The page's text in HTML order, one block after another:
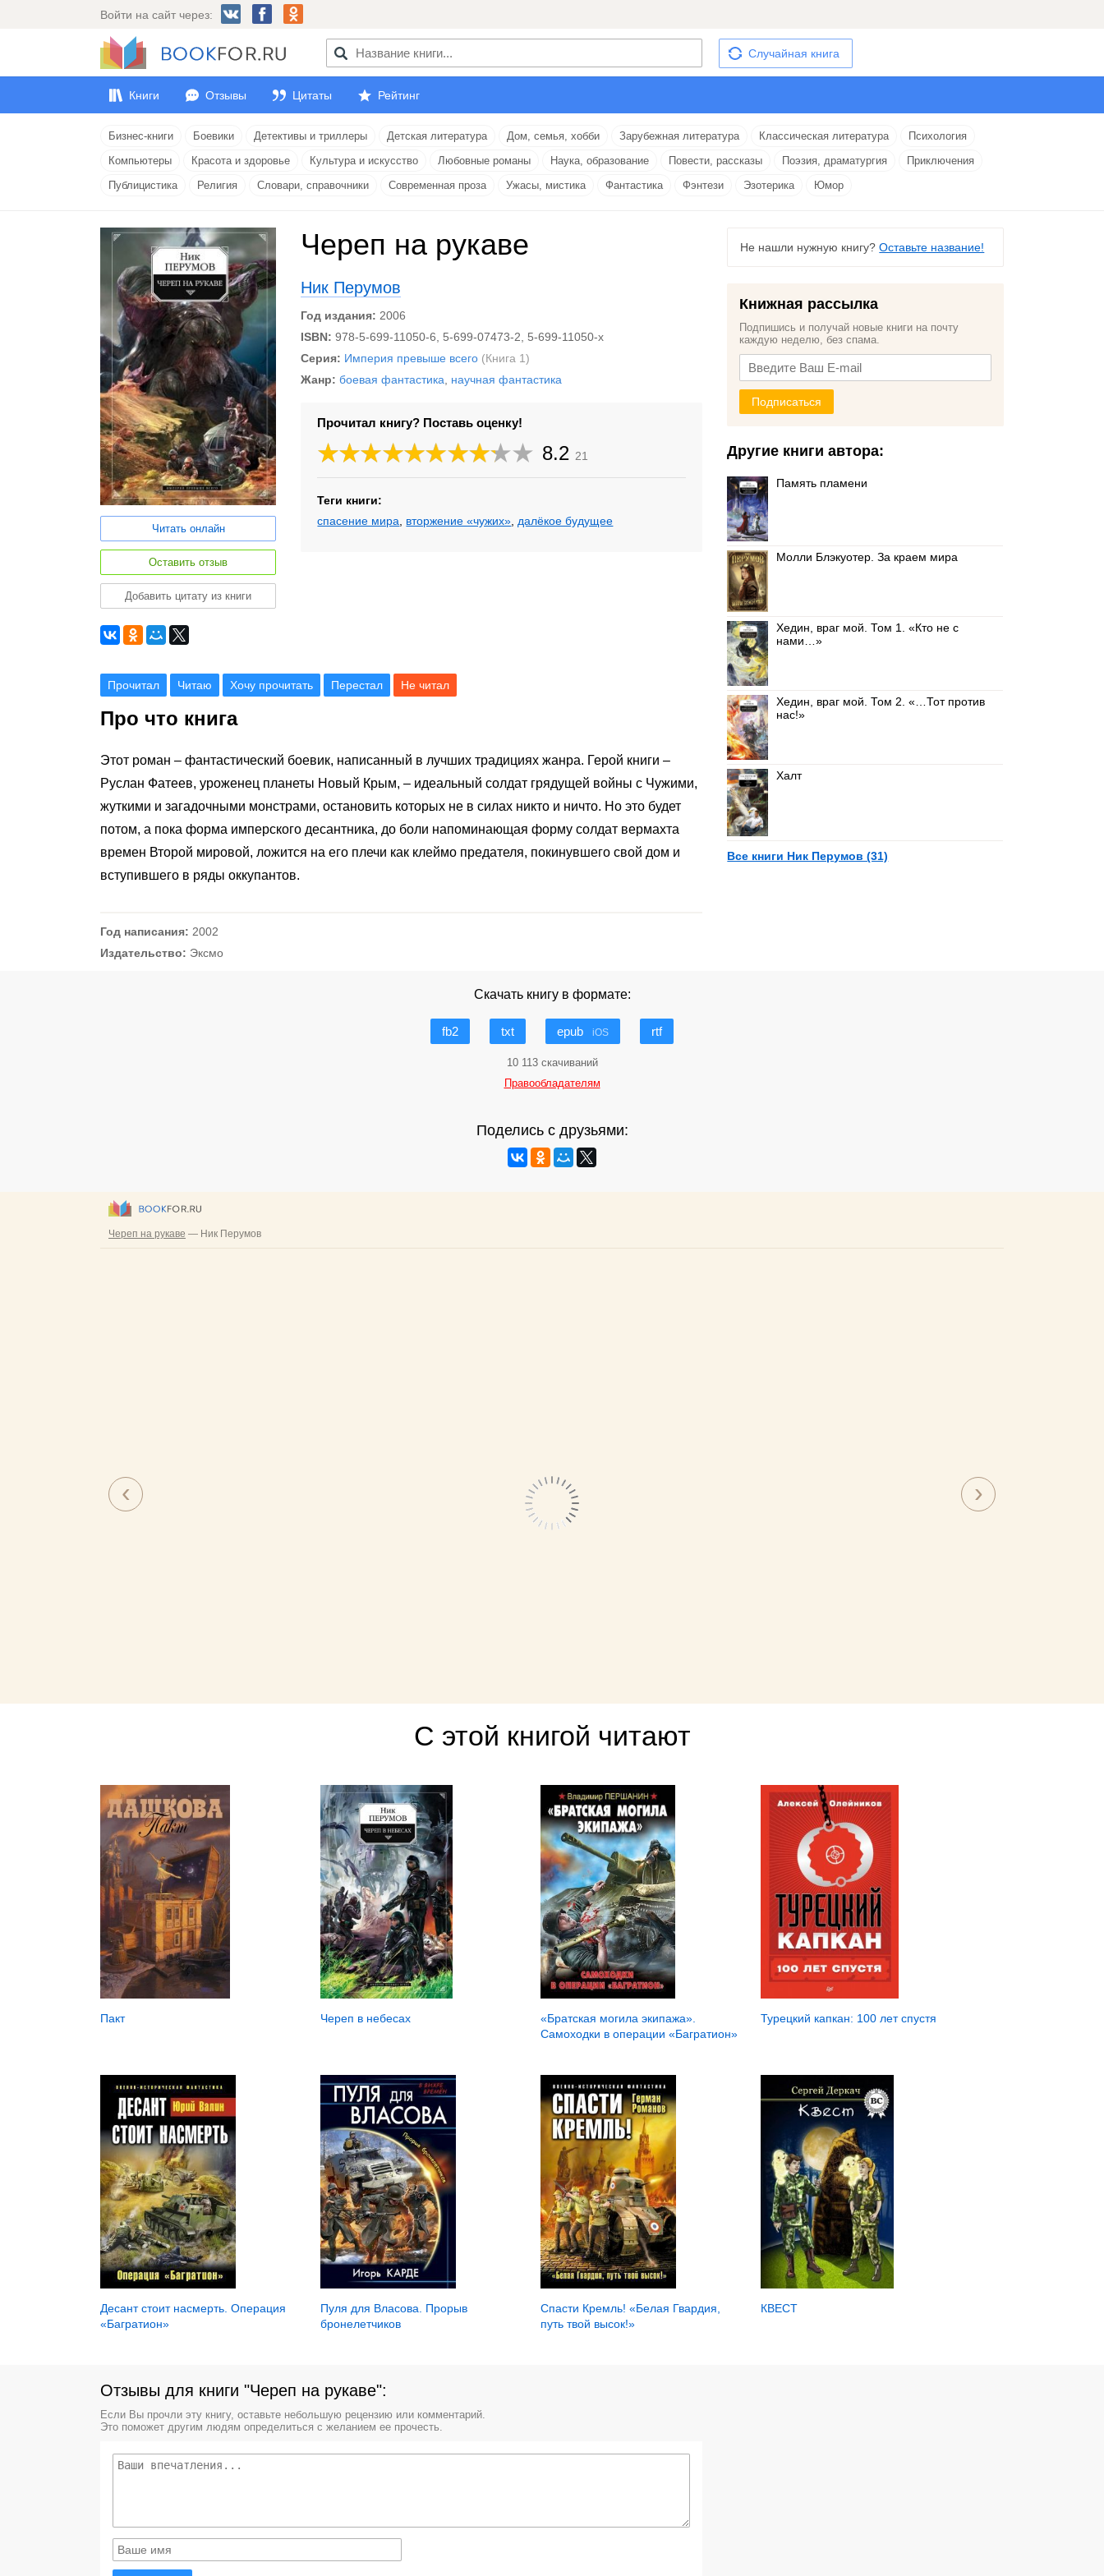
Войти на сайт через:
Случайная книга
Книги Отзывы Цитаты Рейтинг
Бизнес-книги Боевики Детективы и триллеры Детская литература Дом, семья, хобби Зарубежная литература Классическая литература
Психология
Компьютеры
Красота и здоровье Культура и искусство Любовные романы Наука, образование Повести, рассказы Поэзия, драматургия
Приключения
Публицистика
Религия Словари, справочники Современная проза Ужасы, мистика Фантастика Фэнтези Эзотерика Юмор
Читать онлайн
Оставить отзыв
Добавить цитату из книги
Череп на рукаве
Ник Перумов
Год издания: 2006
ISBN: 978-5-699-11050-6, 5-699-07473-2, 5-699-11050-x
Серия: Империя превыше всего (Книга 1)
Жанр: боевая фантастика научная фантастика
Прочитал книгу? Поставь оценку!
8.2 21
Теги книги:
спасение мира
вторжение «чужих» далёкое будущее
Прочитал Читаю Хочу прочитать Перестал Не читал
Про что книга
Этот роман – фантастический боевик, написанный в лучших традициях жанра. Герой книги –
Руслан Фатеев, уроженец планеты Новый Крым, – идеальный солдат грядущей войны с Чужими,
жуткими и загадочными монстрами, остановить которых не в силах никто и ничто. Но это будет
потом, а пока форма имперского десантника, до боли напоминающая форму солдат вермахта
времен Второй мировой, ложится на его плечи как клеймо предателя, покинувшего свой дом и
вступившего в ряды оккупантов.
Год написания: 2002
Издательство: Эксмо
Не нашли нужную книгу?Оставьте название!
Книжная рассылка
Подпишись и получай новые книги на почту
каждую неделю, без спама.
Подписаться
Другие книги автора:
Память пламени
Молли Блэкуотер. За краем мира
Хедин, враг мой. Том 1. «Кто не с
нами…»
Хедин, враг мой. Том 2. «…Тот против
нас!»
Халт
Все книги Ник Перумов (31)
Скачать книгу в формате:
fb2 txt epub iOS rtf
10 113 скачиваний
Правообладателям
Поделись с друзьями:
С этой книгой читают
Пакт Череп в небесах
«Братская могила экипажа».
Самоходки в операции «Багратион»
Турецкий капкан: 100 лет спустя
Десант стоит насмерть. Операция
«Багратион»
Пуля для Власова. Прорыв
бронелетчиков
Спасти Кремль! «Белая Гвардия,
путь твой высок!»
КВЕСТ
Отзывы для книги "Череп на рукаве":
Если Вы прочли эту книгу, оставьте небольшую рецензию или комментарий.
Это поможет другим людям определиться с желанием ее прочесть.